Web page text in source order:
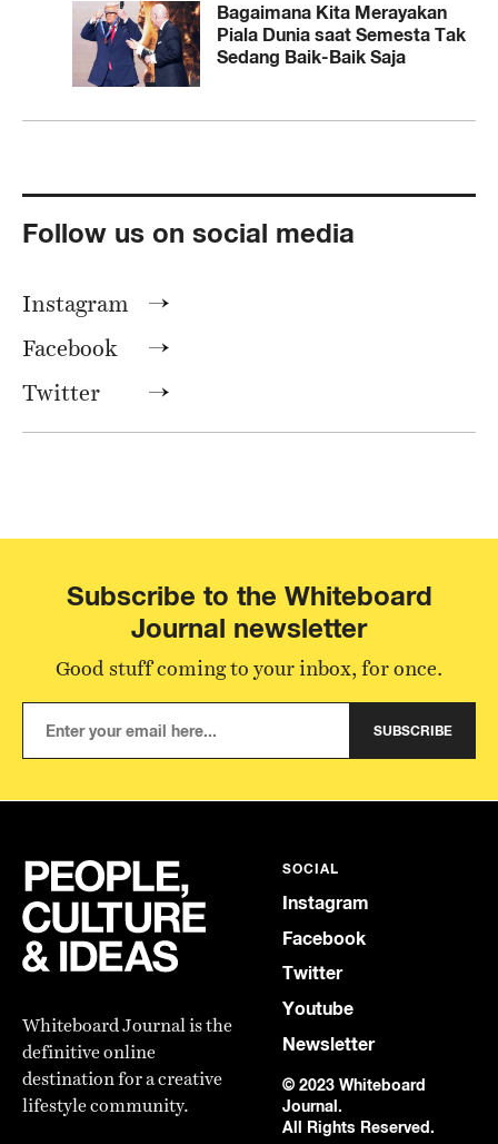
Bagaimana Kita Merayakan
Piala Dunia saat Semesta Tak
Sedang Baik-Baik Saja
Follow us on social media
Instagram
Facebook
Twitter
Subscribe to the Whiteboard
Journal newsletter
Good stuff coming to your inbox, for once.
SUBSCRIBE
Whiteboard Journal is the
definitive online
destination for a creative
lifestyle community.
SOCIAL
Instagram
Facebook
Twitter
Youtube
Newsletter
© 2023 Whiteboard
Journal.
All Rights Reserved.